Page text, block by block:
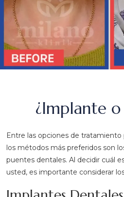
¿Implante o
Entre las opciones de tratamiento
los métodos más preferidos son
puentes dentales. Al decidir cuál
usted, es importante considerar